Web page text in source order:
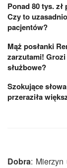
Ponad 80 tys.
Czy to
pacjentów?
Mąż posłanki
zarzutami!
służbowe?
Szokujące
przeraziła
Dobra: